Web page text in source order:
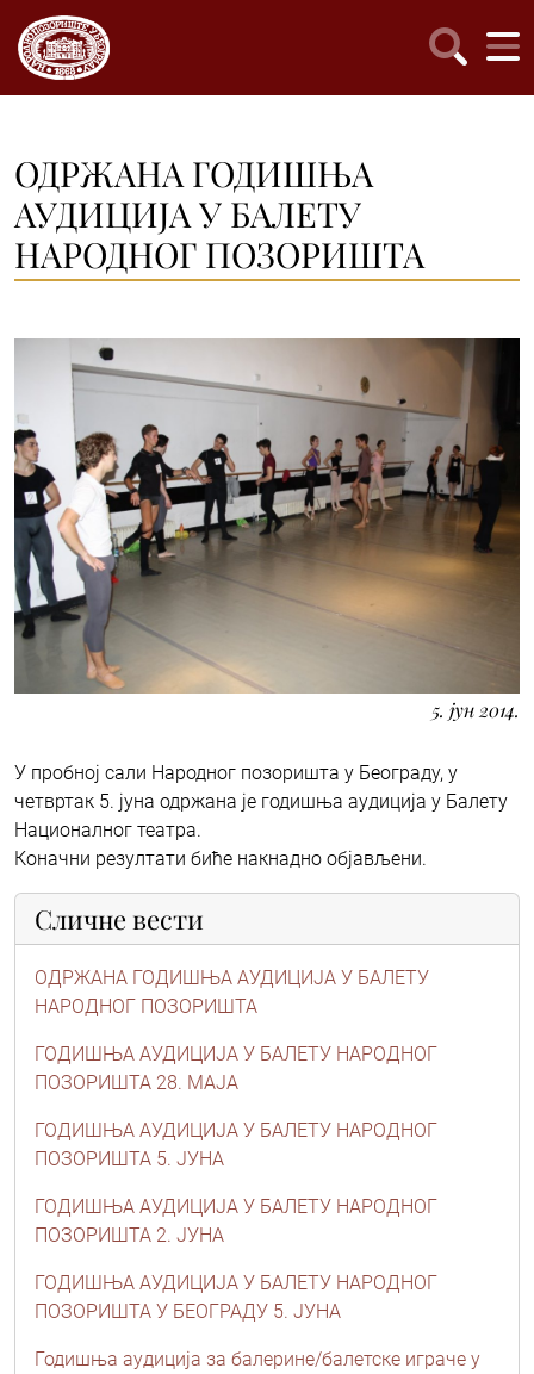
ОДРЖАНА ГОДИШЊА
АУДИЦИЈА У БАЛЕТУ
НАРОДНОГ ПОЗОРИШТА
5. јун 2014.
У пробној сали Народног позоришта у Београду, у
четвртак 5. јуна одржана је годишња аудиција у Балету
Националног театра.
Коначни резултати биће накнадно објављени.
Сличне вести
ОДРЖАНА ГОДИШЊА АУДИЦИЈА У БАЛЕТУ
НАРОДНОГ ПОЗОРИШТА
ГОДИШЊА АУДИЦИЈА У БАЛЕТУ НАРОДНОГ
ПОЗОРИШТА 28. МАЈА
ГОДИШЊА АУДИЦИЈА У БАЛЕТУ НАРОДНОГ
ПОЗОРИШТА 5. ЈУНА
ГОДИШЊА АУДИЦИЈА У БАЛЕТУ НАРОДНОГ
ПОЗОРИШТА 2. ЈУНА
ГОДИШЊА АУДИЦИЈА У БАЛЕТУ НАРОДНОГ
ПОЗОРИШТА У БЕОГРАДУ 5. ЈУНА
Годишња аудиција за балерине/балетске играче у